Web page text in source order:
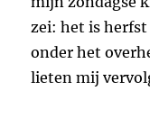
zei: het is
onder het
lieten mij